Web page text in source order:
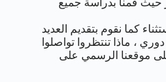
كما نقوم بتقديم العديد
، ماذا تنتظروا تواصلوا
على موقعنا الرسمي على